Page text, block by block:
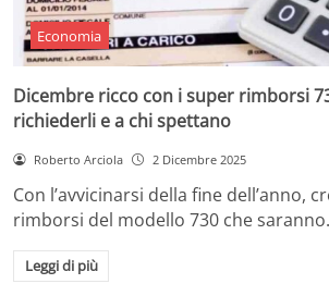
Economia
Dicembre ricco con i super rimborsi
richiederli e a chi spettano
Roberto Arciola 2 Dicembre 2025
Con l’avvicinarsi della fine dell’anno,
rimborsi del modello 730 che
Leggi di più